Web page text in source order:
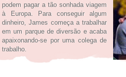
podem pagar a tão sonhada viagem
à Europa. Para conseguir algum
dinheiro, James começa a trabalhar
em um parque de diversão e acaba
apaixonando-se por uma colega de
trabalho.